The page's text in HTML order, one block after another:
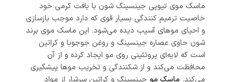
ماسک موی تیوپی جینسینگ شون با بافت کرمی خود
خاصیت ترمیم کنندگی بسیار قوی که دارد موجب بازسازی
و احیای موهای آسیب دیده می‌شود. این ماسک موی برند
شون حاوی عصاره جینسینگ و روغن جوجوبا و کراتین
است که لایه‌ای پروتئینی روی مو ایجاد کرده و از آن
محافظت می‌کند و از شکنندگی و تخریب موها پیشگیری